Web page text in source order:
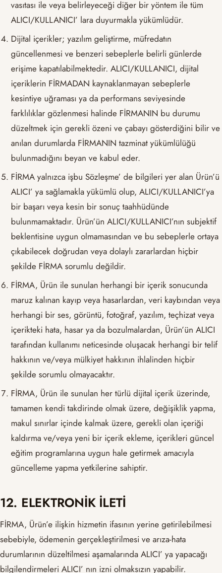
vasıtası ile veya belirleyeceği diğer bir yöntem ile tüm
ALICI/KULLANICI’ lara duyurmakla yükümlüdür.
Dijital içerikler; yazılım geliştirme, müfredatın
güncellenmesi ve benzeri sebeplerle belirli günlerde
erişime kapatılabilmektedir. ALICI/KULLANICI, dijital
içeriklerin FİRMADAN kaynaklanmayan sebeplerle
kesintiye uğraması ya da performans seviyesinde
farklılıklar gözlenmesi halinde FİRMANIN bu durumu
düzeltmek için gerekli özeni ve çabayı gösterdiğini bilir ve
anılan durumlarda FİRMANIN tazminat yükümlülüğü
bulunmadığını beyan ve kabul eder.
FİRMA yalnızca işbu Sözleşme’ de bilgileri yer alan Ürün’ü
ALICI’ ya sağlamakla yükümlü olup, ALICI/KULLANICI’ya
bir başarı veya kesin bir sonuç taahhüdünde
bulunmamaktadır. Ürün’ün ALICI/KULLANICI’nın subjektif
beklentisine uygun olmamasından ve bu sebeplerle ortaya
çıkabilecek doğrudan veya dolaylı zararlardan hiçbir
şekilde FİRMA sorumlu değildir.
FİRMA, Ürün ile sunulan herhangi bir içerik sonucunda
maruz kalınan kayıp veya hasarlardan, veri kaybından veya
herhangi bir ses, görüntü, fotoğraf, yazılım, teçhizat veya
içerikteki hata, hasar ya da bozulmalardan, Ürün’ün ALICI
tarafından kullanımı neticesinde oluşacak herhangi bir telif
hakkının ve/veya mülkiyet hakkının ihlalinden hiçbir
şekilde sorumlu olmayacaktır.
FİRMA, Ürün ile sunulan her türlü dijital içerik üzerinde,
tamamen kendi takdirinde olmak üzere, değişiklik yapma,
makul sınırlar içinde kalmak üzere, gerekli olan içeriği
kaldırma ve/veya yeni bir içerik ekleme, içerikleri güncel
eğitim programlarına uygun hale getirmek amacıyla
güncelleme yapma yetkilerine sahiptir.
12. ELEKTRONİK İLETİ
FİRMA, Ürün’e ilişkin hizmetin ifasının yerine getirilebilmesi
sebebiyle, ödemenin gerçekleştirilmesi ve arıza-hata
durumlarının düzeltilmesi aşamalarında ALICI’ ya yapacağı
bilgilendirmeleri ALICI’ nın izni olmaksızın yapabilir.